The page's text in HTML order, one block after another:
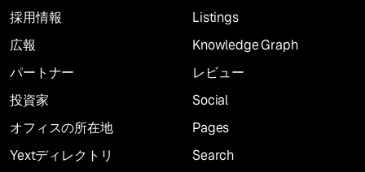
採用情報
広報
パートナー
投資家
オフィスの所在地
Yextディレクトリ
Listings
Knowledge Graph
レビュー
Social
Pages
Search